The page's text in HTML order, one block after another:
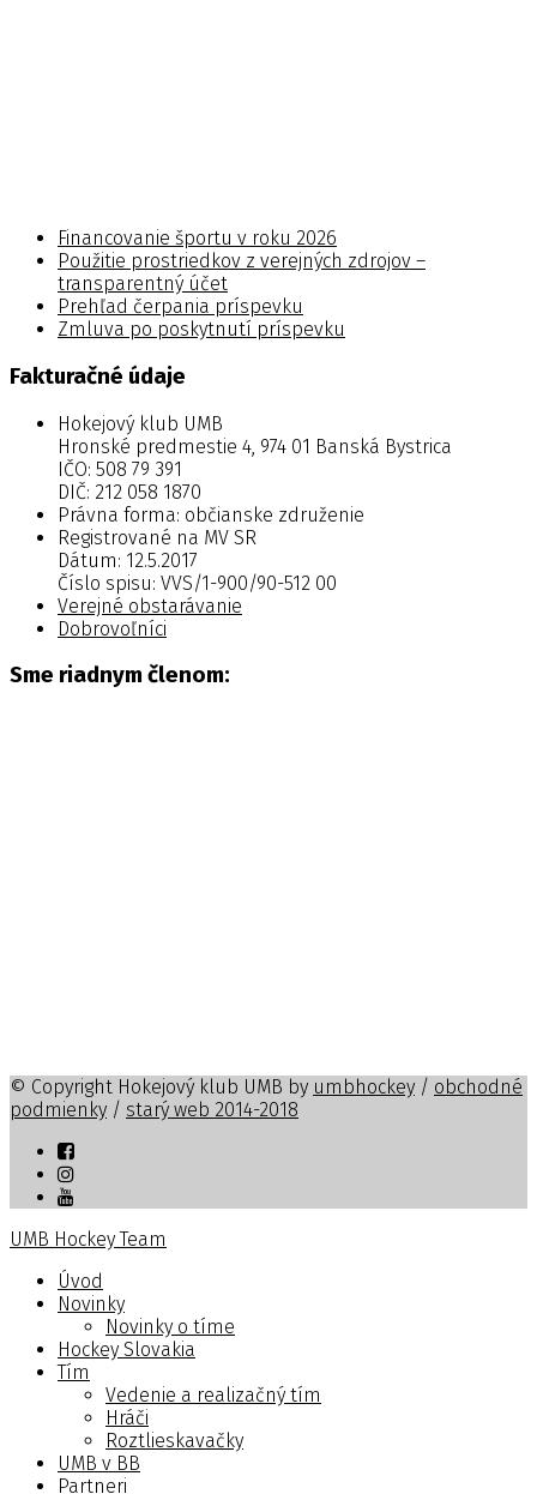
Financovanie športu v roku 2026
Použitie prostriedkov z verejných zdrojov –
transparentný účet
Prehľad čerpania príspevku
Zmluva po poskytnutí príspevku
Fakturačné údaje
Hokejový klub UMB
Hronské predmestie 4, 974 01 Banská Bystrica
IČO: 508 79 391
DIČ: 212 058 1870
Právna forma: občianske združenie
Registrované na MV SR
Dátum: 12.5.2017
Číslo spisu: VVS/1-900/90-512 00
Verejné obstarávanie
Dobrovoľníci
Sme riadnym členom:
© Copyright Hokejový klub UMB by umbhockey / obchodné
podmienky / starý web 2014-2018
UMB Hockey Team
Úvod
Novinky
Novinky o tíme
Hockey Slovakia
Tím
Vedenie a realizačný tím
Hráči
Roztlieskavačky
UMB v BB
Partneri